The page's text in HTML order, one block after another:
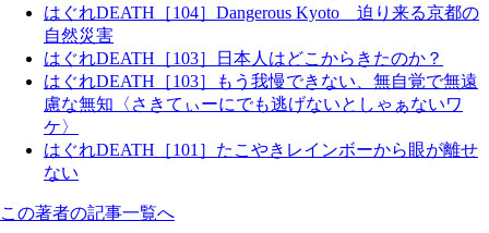
はぐれDEATH［104］Dangerous Kyoto 迫り来る京都の
自然災害
はぐれDEATH［103］日本人はどこからきたのか？
はぐれDEATH［103］もう我慢できない、無自覚で無遠
慮な無知〈さきてぃーにでも逃げないとしゃぁないワ
ケ〉
はぐれDEATH［101］たこやきレインボーから眼が離せ
ない
この著者の記事一覧へ